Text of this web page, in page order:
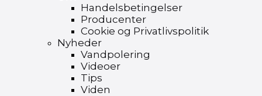
Handelsbetingelser
Producenter
Cookie og Privatlivspolitik
Nyheder
Vandpolering
Videoer
Tips
Viden